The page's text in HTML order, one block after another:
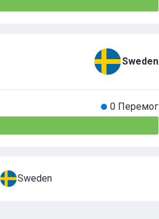
Sweden
0 Перемог
Sweden